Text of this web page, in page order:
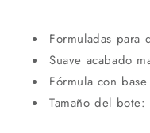
Formuladas para
Suave acabado
Fórmula con
Tamaño del